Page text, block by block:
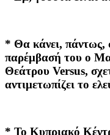
* Θα κάνει, πάντως,
παρέμβασή του ο
Θεάτρου Versus,
αντιμετωπίζει το
* Το Κυπριακό